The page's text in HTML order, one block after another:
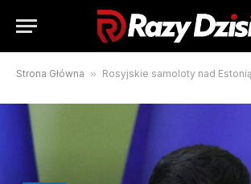
Strona Główna » Rosyjskie samoloty nad Estonią. Wołodymyr